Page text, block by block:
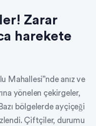
Zarar
harekete
Mahallesi”nde anız ve
yönelen çekirgeler,
bölgelerde ayçiçeği
Çiftçiler, durumu